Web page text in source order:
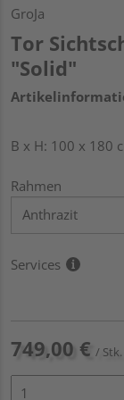
GroJa
Tor
"Solid"
B x H: 100 x 180
Rahmen
Services
749,00 € / Stk.